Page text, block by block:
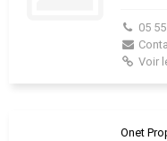
05
Voir
Onet